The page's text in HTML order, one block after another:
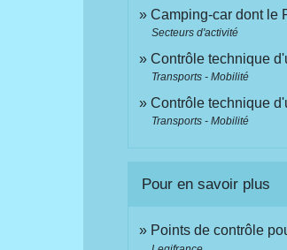
Camping-car dont le
Secteurs d'activité
Contrôle technique
Transports - Mobilité
Contrôle technique
Transports - Mobilité
Pour en savoir plus
Points de contrôle